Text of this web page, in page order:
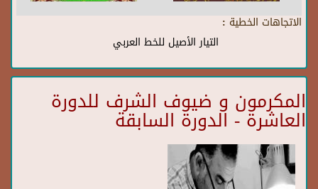
الاتجاهات الخطية :
التيار الأصيل للخط العربي
المكرمون و ضيوف الشرف للدورة
العاشرة - الدورة السابقة